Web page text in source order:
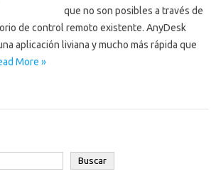
que no son posibles a través de
de control remoto existente. AnyDesk
aplicación liviana y mucho más rápida que
More »
Buscar